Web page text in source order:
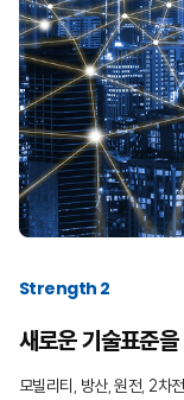
Strength 2
새로운 기술표준을
모빌리티, 방산, 원전, 2차